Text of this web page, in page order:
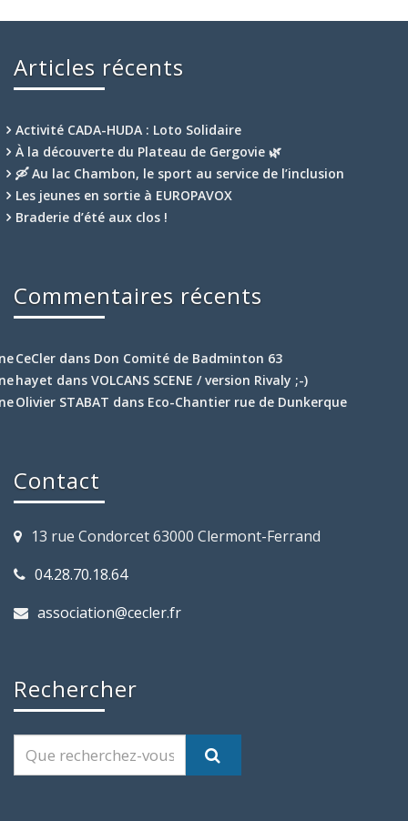
Articles récents
Activité CADA-HUDA : Loto Solidaire
À la découverte du Plateau de Gergovie 🌿
🛶 Au lac Chambon, le sport au service de l’inclusion
Les jeunes en sortie à EUROPAVOX
Braderie d’été aux clos !
Commentaires récents
CeCler dans Don Comité de Badminton 63
hayet dans VOLCANS SCENE / version Rivaly ;-)
Olivier STABAT dans Eco-Chantier rue de Dunkerque
Contact
13 rue Condorcet 63000 Clermont-Ferrand
04.28.70.18.64
association@cecler.fr
Rechercher